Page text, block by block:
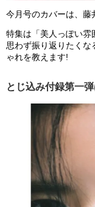
今月号のカバーは、藤
特集は「美人っぽい雰
思わず振り返りたくな
ゃれを教えます!
とじ込み付録第一